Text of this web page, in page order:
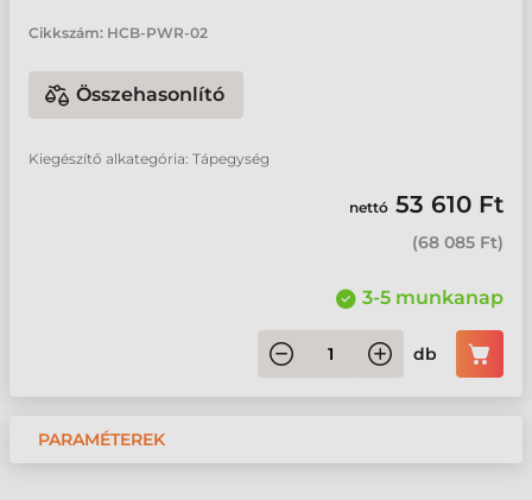
Cikkszám: HCB-PWR-02
Összehasonlító
Kiegészítő alkategória: Tápegység
nettó 53 610 Ft
(68 085 Ft)
3-5 munkanap
db
PARAMÉTEREK